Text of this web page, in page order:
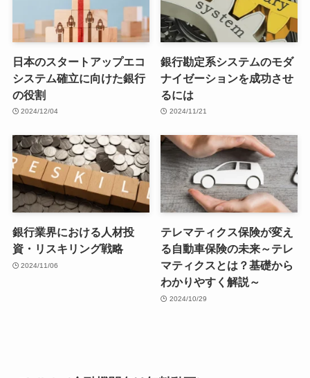
日本のスタートアップエコ
システム確立に向けた銀行
の役割
2024/12/04
銀行勘定系システムのモダ
ナイゼーションを成功させ
るには
2024/11/21
銀行業界における人材投
資・リスキリング戦略
2024/11/06
テレマティクス保険が変え
る自動車保険の未来～テレ
マティクスとは？基礎から
わかりやすく解説～
2024/10/29